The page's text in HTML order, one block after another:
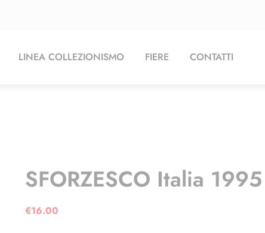
LINEA COLLEZIONISMO FIERE CONTATTI
SFORZESCO Italia
€16.00